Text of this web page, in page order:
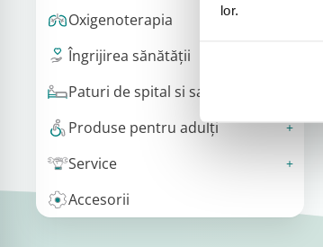
lor.
Oxigenoterapia
Îngrijirea sănătății
Paturi de spital si saltele
Produse pentru adulţi
Service
Accesorii